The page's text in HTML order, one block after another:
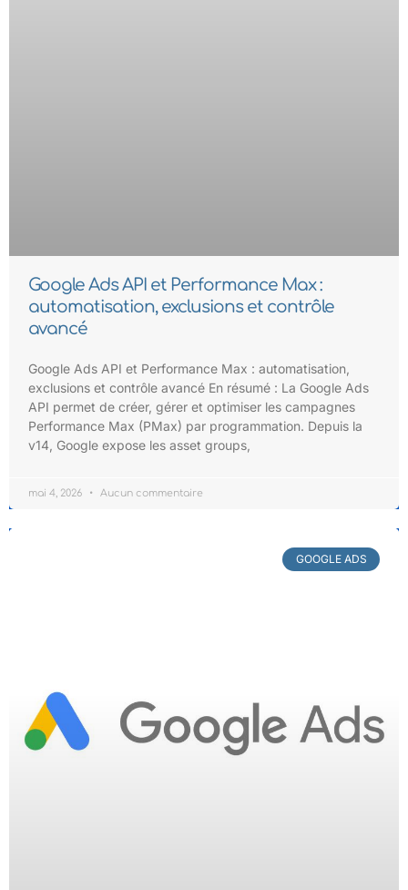
Google Ads API et Performance Max :
automatisation, exclusions et contrôle
avancé
Google Ads API et Performance Max : automatisation,
exclusions et contrôle avancé En résumé : La Google Ads
API permet de créer, gérer et optimiser les campagnes
Performance Max (PMax) par programmation. Depuis la
v14, Google expose les asset groups,
mai 4, 2026 Aucun commentaire
GOOGLE ADS